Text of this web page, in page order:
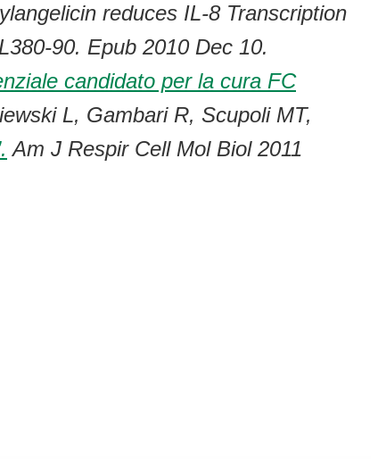
reduces IL-8 Transcription
90. Epub 2010 Dec 10.
candidato per la cura FC
L, Gambari R, Scupoli MT,
Am J Respir Cell Mol Biol 2011